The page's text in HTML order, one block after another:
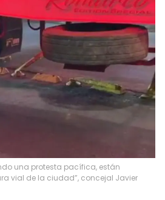
una protesta pacífica, están
vial de la ciudad”, concejal Javier